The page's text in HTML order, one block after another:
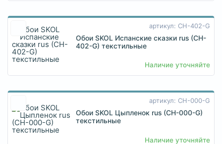
артикул: CH-402-G
Обои SKOL Испанские сказки rus (CH-
402-G) текстильные
Наличие уточняйте
артикул: CH-000-G
Обои SKOL Цыпленок rus (CH-000-G)
текстильные
Наличие уточняйте